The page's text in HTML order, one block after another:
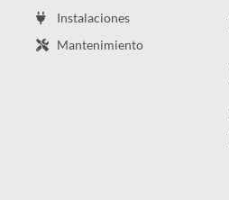
Instalaciones
Mantenimiento